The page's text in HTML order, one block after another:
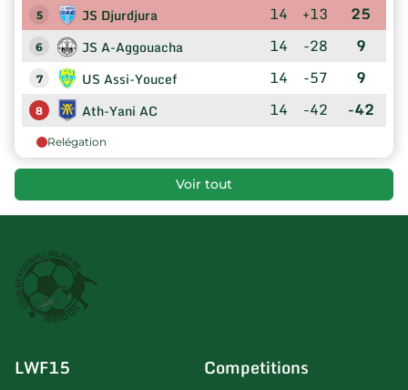
5 JS Djurdjura 14 +13 25
6 JS A-Aggouacha 14 -28 9
7 US Assi-Youcef 14 -57 9
8 Ath-Yani AC 14 -42 -42
Relégation
Voir tout
LWF15 Competitions